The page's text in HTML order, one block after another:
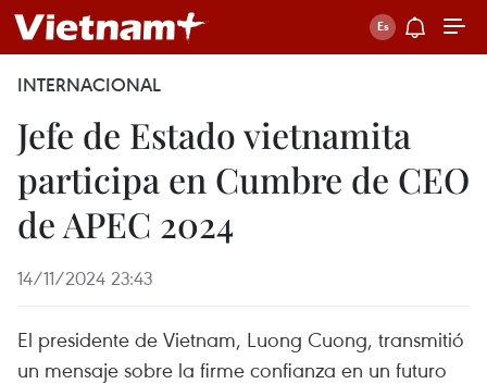
INTERNACIONAL
Jefe de Estado vietnamita
participa en Cumbre de CEO
de APEC 2024
14/11/2024 23:43
El presidente de Vietnam, Luong Cuong, transmitió
un mensaje sobre la firme confianza en un futuro